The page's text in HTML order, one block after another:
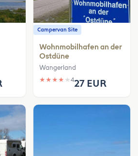
Campervan Site
Wohnmobilhafen an der
Ostdüne
Wangerland
★ ★ ★ ★ ★ 427 EUR